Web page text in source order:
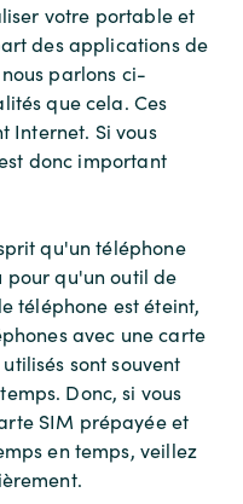
votre portable et
des applications de
parlons ci-
que cela. Ces
Internet. Si vous
donc important
qu'un téléphone
pour qu'un outil de
téléphone est éteint,
avec une carte
sont souvent
Donc, si vous
SIM prépayée et
en temps, veillez